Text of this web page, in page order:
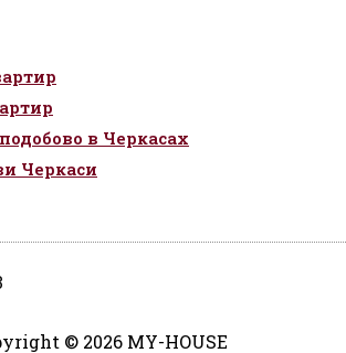
в Черкасах
Черкаси
© 2026 MY-HOUSE